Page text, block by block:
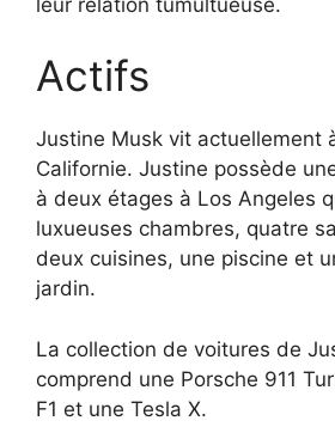
Actifs
Justine Musk vit actuellement
Californie. Justine possède
à deux étages à Los Angeles
luxueuses chambres, quatre
deux cuisines, une piscine et
jardin.
La collection de voitures de
comprend une Porsche 911
F1 et une Tesla X.